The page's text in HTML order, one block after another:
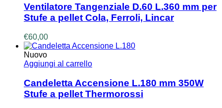
Ventilatore Tangenziale D.60 L.360 mm per
Stufe a pellet Cola, Ferroli, Lincar
€60,00
Nuovo
Aggiungi al carrello
Candeletta Accensione L.180 mm 350W
Stufe a pellet Thermorossi